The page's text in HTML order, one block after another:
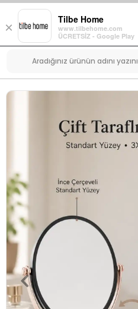
×
Tilbe Home
www.tilbehome.com
ÜCRETSİZ - Google Play
Menü